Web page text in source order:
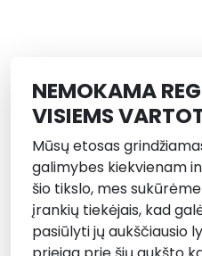
NEMOKAMA
VISIEMS
Mūsų etosas
galimybes kiekvienam
šio tikslo, mes
įrankių tiekėjais, kad
pasiūlyti jų aukščiausio